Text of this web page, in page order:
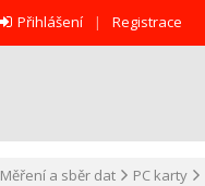
Přihlášení Registrace
Měření a sběr dat PC karty